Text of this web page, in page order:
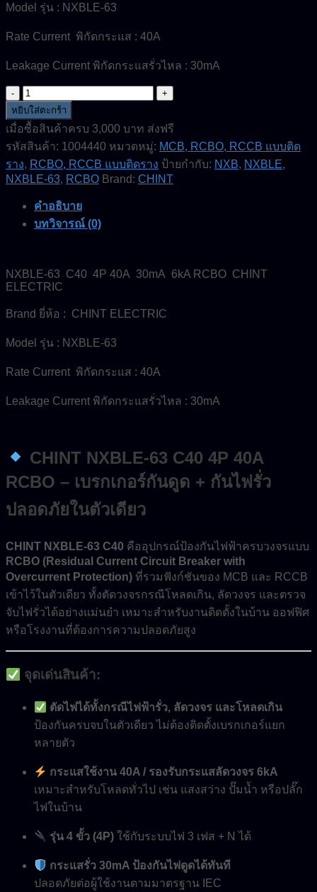
Model รุ่น : NXBLE-63
Rate Current พิกัดกระแส : 40A
Leakage Current พิกัดกระแสรั่วไหล : 30mA
จำนวน
NXBLE-
63-
C40-
4P-
40A-
30mA-
6kA-
RCBO-
CHINT
ELECTRIC
หยิบใส่ตะกร้า
เมื่อซื้อสินค้าครบ 3,000 บาท ส่งฟรี
รหัสสินค้า: 1004440 หมวดหมู่: MCB, RCBO, RCCB แบบติด
ราง, RCBO, RCCB แบบติดราง ป้ายกำกับ: NXB, NXBLE,
NXBLE-63, RCBO Brand: CHINT
คำอธิบาย
บทวิจารณ์ (0)
NXBLE-63 C40 4P 40A 30mA 6kA RCBO CHINT
ELECTRIC
Brand ยี่ห้อ : CHINT ELECTRIC
Model รุ่น : NXBLE-63
Rate Current พิกัดกระแส : 40A
Leakage Current พิกัดกระแสรั่วไหล : 30mA
CHINT NXBLE-63 C40 4P 40A
RCBO – เบรกเกอร์กันดูด + กันไฟรั่ว
ปลอดภัยในตัวเดียว
CHINT NXBLE-63 C40 คืออุปกรณ์ป้องกันไฟฟ้าครบวงจรแบบ
RCBO (Residual Current Circuit Breaker with
Overcurrent Protection) ที่รวมฟังก์ชันของ MCB และ RCCB
เข้าไว้ในตัวเดียว ทั้งตัดวงจรกรณีโหลดเกิน, ลัดวงจร และตรวจ
จับไฟรั่วได้อย่างแม่นยำ เหมาะสำหรับงานติดตั้งในบ้าน ออฟฟิศ
หรือโรงงานที่ต้องการความปลอดภัยสูง
จุดเด่นสินค้า:
ตัดไฟได้ทั้งกรณีไฟฟ้ารั่ว, ลัดวงจร และโหลดเกิน
ป้องกันครบจบในตัวเดียว ไม่ต้องติดตั้งเบรกเกอร์แยก
หลายตัว
กระแสใช้งาน 40A / รองรับกระแสลัดวงจร 6kA
เหมาะสำหรับโหลดทั่วไป เช่น แสงสว่าง ปั๊มน้ำ หรือปลั๊ก
ไฟในบ้าน
รุ่น 4 ขั้ว (4P) ใช้กับระบบไฟ 3 เฟส + N ได้
กระแสรั่ว 30mA ป้องกันไฟดูดได้ทันที
ปลอดภัยต่อผู้ใช้งานตามมาตรฐาน IEC